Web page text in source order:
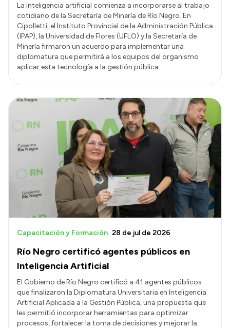
La inteligencia artificial comienza a incorporarse al trabajo
cotidiano de la Secretaría de Minería de Río Negro. En
Cipolletti, el Instituto Provincial de la Administración Pública
(IPAP), la Universidad de Flores (UFLO) y la Secretaría de
Minería firmaron un acuerdo para implementar una
diplomatura que permitirá a los equipos del organismo
aplicar esta tecnología a la gestión pública.
Río Negro certificó agentes públicos en
Inteligencia Artificial
Capacitación y Formación 28 de jul de 2026
El Gobierno de Río Negro certificó a 41 agentes públicos
que finalizaron la Diplomatura Universitaria en Inteligencia
Artificial Aplicada a la Gestión Pública, una propuesta que
les permitió incorporar herramientas para optimizar
procesos, fortalecer la toma de decisiones y mejorar la